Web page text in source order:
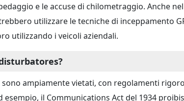
e le accuse di chilometraggio. Anche
utilizzare le tecniche di inceppamento
utilizzando i veicoli aziendali.
sono ampiamente vietati, con regolamenti
esempio, il Communications Act del 1934